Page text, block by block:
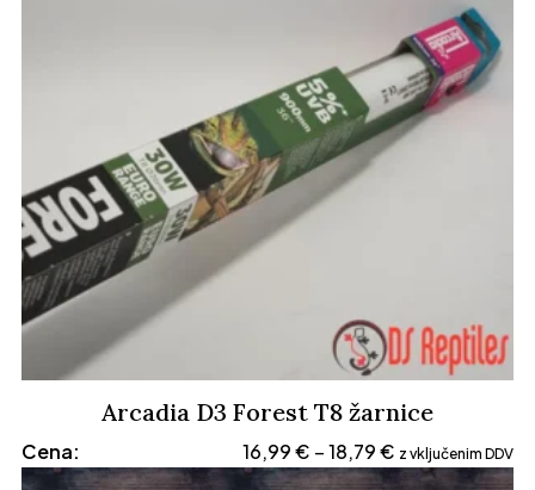
40,49 €
Arcadia D3 Forest T8 žarnice
Cena: 16,99€ – 18,79€ Cenovni
razpon:
z vključenim DDV